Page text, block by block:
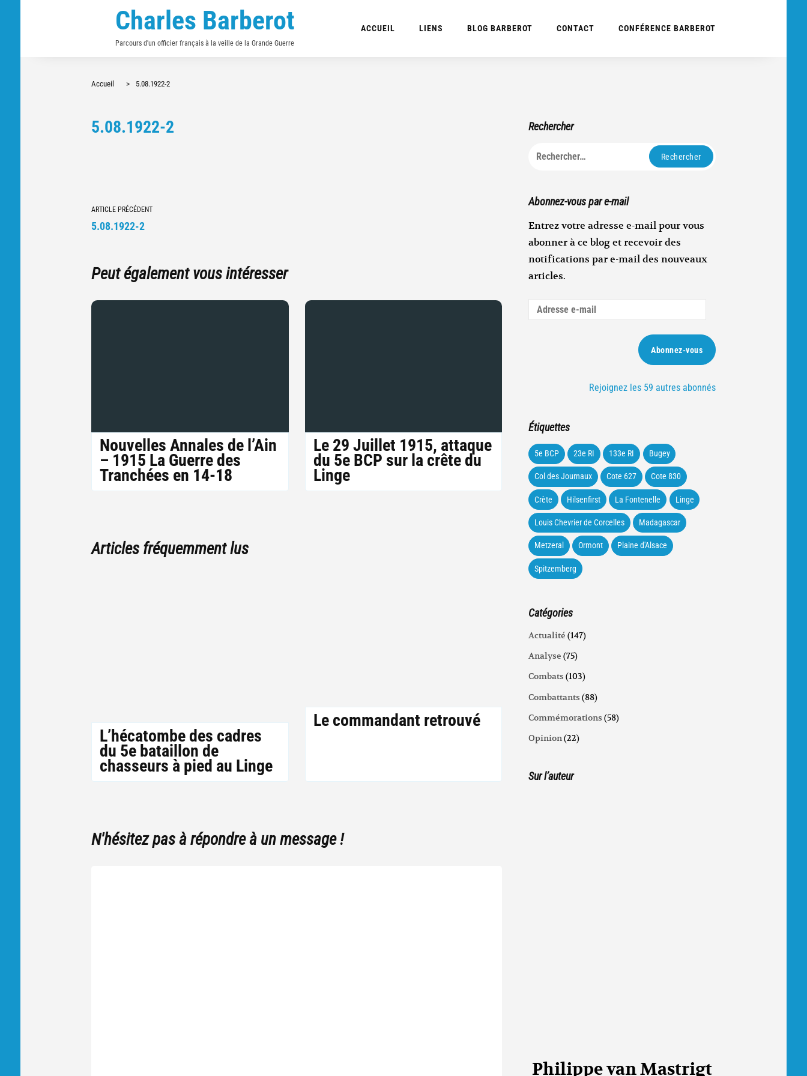
Charles Barberot
Parcours d'un officier français à la veille de la Grande Guerre
ACCUEIL LIENS BLOG BARBEROT CONTACT CONFÉRENCE BARBEROT
Accueil > 5.08.1922-2
5.08.1922-2
Navigation
vers
ARTICLE PRÉCÉDENT
5.08.1922-2
Peut également vous intéresser
Nouvelles Annales de l’Ain
– 1915 La Guerre des
Tranchées en 14-18
Le 29 Juillet 1915, attaque
du 5e BCP sur la crête du
Linge
Articles fréquemment lus
L’hécatombe des cadres
du 5e bataillon de
chasseurs à pied au Linge
Le commandant retrouvé
N'hésitez pas à répondre à un message !
Rechercher
Rechercher :
Abonnez-vous par e-mail
Entrez votre adresse e-mail pour vous
abonner à ce blog et recevoir des
notifications par e-mail des nouveaux
articles.
Adresse
Abonnez-vous
Rejoignez les 59 autres abonnés
Étiquettes
5e BCP 23e RI 133e RI Bugey
Col des Journaux Cote 627 Cote 830
Crète Hilsenfirst La Fontenelle Linge
Louis Chevrier de Corcelles Madagascar
Metzeral Ormont Plaine d'Alsace
Spitzemberg
Catégories
Actualité (147)
Analyse (75)
Combats (103)
Combattants (88)
Commémorations (58)
Opinion(22)
Sur l’auteur
Philippe van Mastrigt